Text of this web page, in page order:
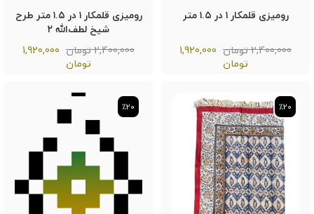
رومیزی قلمکار ۱ در ۱.۵ متر
2,400,000 تومان
1,920,000
تومان
رومیزی قلمکار ۱ در ۱.۵ متر طرح
شیخ لطف‌الله ۲
2,400,000 تومان
1,920,000
تومان
٪20
٪20 ٪20
٪20